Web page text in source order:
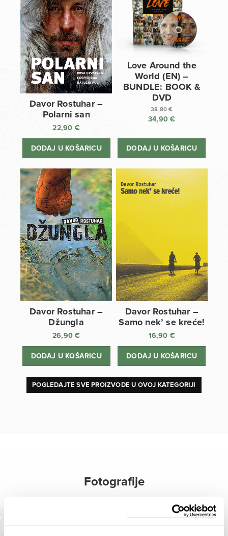
Davor Rostuhar –
Polarni san
22,90 €
DODAJ U KOŠARICU
Love Around the
World (EN) –
BUNDLE: BOOK &
DVD
38,80€
Izvorna
bila
34,90€
cijena
DODAJ U KOŠARICU
Davor Rostuhar –
Džungla
26,90€
DODAJ U KOŠARICU
Davor Rostuhar –
Samo nek’ se kreće!
16,90 €
DODAJ U KOŠARICU
POGLEDAJTE SVE PROIZVODE U OVOJ KATEGORIJI
Fotografije